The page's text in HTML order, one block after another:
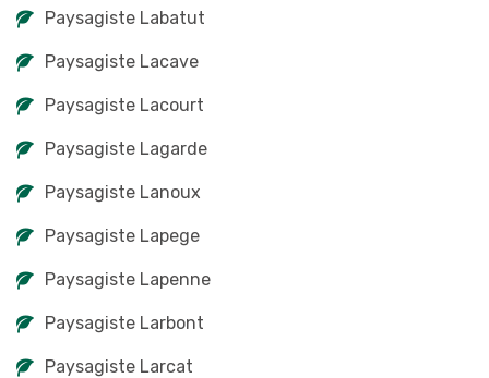
Paysagiste Labatut
Paysagiste Lacave
Paysagiste Lacourt
Paysagiste Lagarde
Paysagiste Lanoux
Paysagiste Lapege
Paysagiste Lapenne
Paysagiste Larbont
Paysagiste Larcat